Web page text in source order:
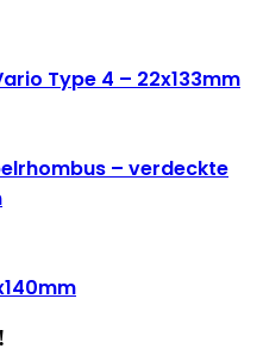
Type 4 – 22x133mm
– verdeckte